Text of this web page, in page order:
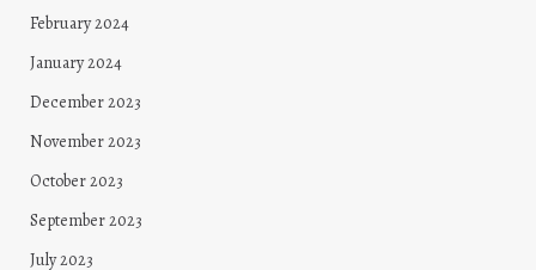
February 2024
January 2024
December 2023
November 2023
October 2023
September 2023
July 2023